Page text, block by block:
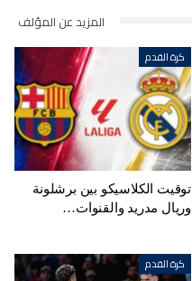
المزيد عن المؤلف
كرة القدم
توقيت الكلاسيكو بين برشلونة
وريال مدريد والقنوات…
كرة القدم